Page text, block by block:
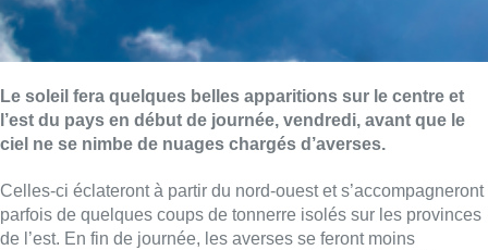
Le soleil fera quelques belles apparitions sur le centre et
l’est du pays en début de journée, vendredi, avant que le
ciel ne se nimbe de nuages chargés d’averses.
Celles-ci éclateront à partir du nord-ouest et s’accompagneront
parfois de quelques coups de tonnerre isolés sur les provinces
de l’est. En fin de journée, les averses se feront moins